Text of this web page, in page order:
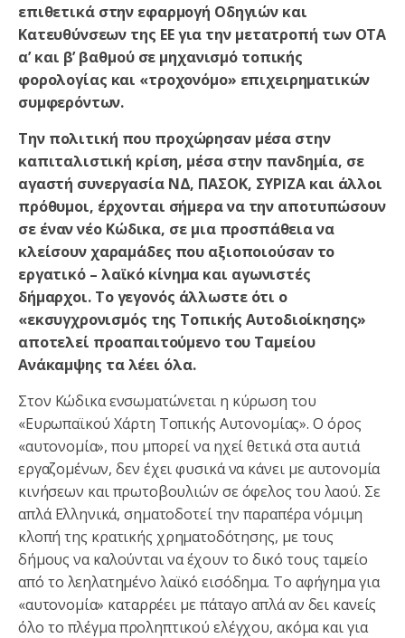
επιθετικά στην εφαρμογή Οδηγιών και
Κατευθύνσεων της ΕΕ για την μετατροπή των ΟΤΑ
α’ και β’ βαθμού σε μηχανισμό τοπικής
φορολογίας και «τροχονόμο» επιχειρηματικών
συμφερόντων.
Την πολιτική που προχώρησαν μέσα στην
καπιταλιστική κρίση, μέσα στην πανδημία, σε
αγαστή συνεργασία ΝΔ, ΠΑΣΟΚ, ΣΥΡΙΖΑ και άλλοι
πρόθυμοι, έρχονται σήμερα να την αποτυπώσουν
σε έναν νέο Κώδικα, σε μια προσπάθεια να
κλείσουν χαραμάδες που αξιοποιούσαν το
εργατικό – λαϊκό κίνημα και αγωνιστές
δήμαρχοι. Το γεγονός άλλωστε ότι ο
«εκσυγχρονισμός της Τοπικής Αυτοδιοίκησης»
αποτελεί προαπαιτούμενο του Ταμείου
Ανάκαμψης τα λέει όλα.
Στον Κώδικα ενσωματώνεται η κύρωση του
«Ευρωπαϊκού Χάρτη Τοπικής Αυτονομίας». Ο όρος
«αυτονομία», που μπορεί να ηχεί θετικά στα αυτιά
εργαζομένων, δεν έχει φυσικά να κάνει με αυτονομία
κινήσεων και πρωτοβουλιών σε όφελος του λαού. Σε
απλά Ελληνικά, σηματοδοτεί την παραπέρα νόμιμη
κλοπή της κρατικής χρηματοδότησης, με τους
δήμους να καλούνται να έχουν το δικό τους ταμείο
από το λεηλατημένο λαϊκό εισόδημα. Το αφήγημα για
«αυτονομία» καταρρέει με πάταγο απλά αν δει κανείς
όλο το πλέγμα προληπτικού ελέγχου, ακόμα και για